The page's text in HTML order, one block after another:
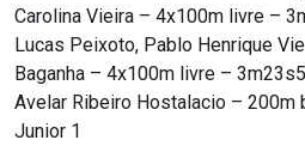
Carolina Vieira – 4x100m livre –
Lucas Peixoto, Pablo Henrique
Baganha – 4x100m livre –
Avelar Ribeiro Hostalacio –
Junior 1